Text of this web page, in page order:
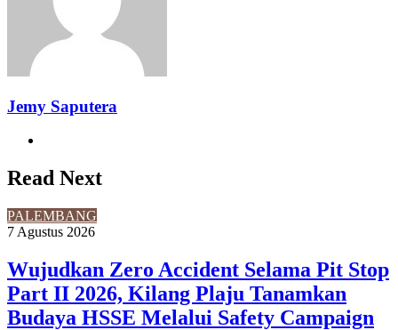
Jemy Saputera
Read Next
PALEMBANG
7 Agustus 2026
Wujudkan Zero Accident Selama Pit Stop
Part II 2026, Kilang Plaju Tanamkan
Budaya HSSE Melalui Safety Campaign